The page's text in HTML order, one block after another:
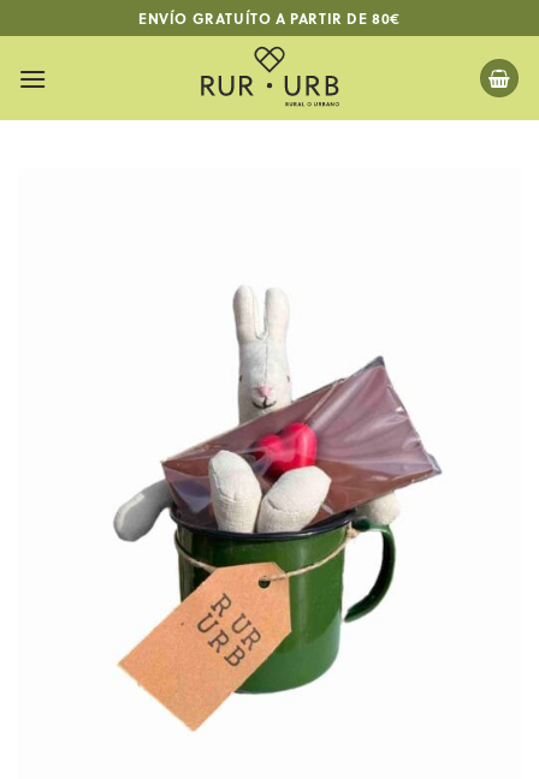
to
content
ENVÍO GRATUÍTO A PARTIR DE 80€